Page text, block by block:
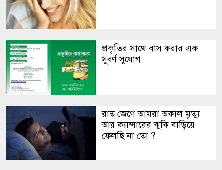
প্রকৃতির সাথে বাস করার এক
সুবর্ণ সুযোগ
রাত জেগে আমরা অকাল মৃত্যু
আর ক্যান্সারের ঝুকি বাড়িয়ে
ফেলছি না তো ?